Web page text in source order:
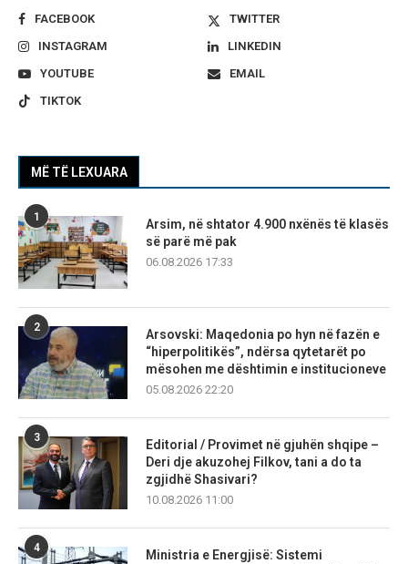
FACEBOOK
TWITTER
INSTAGRAM
LINKEDIN
YOUTUBE
EMAIL
TIKTOK
MË TË LEXUARA
1
Arsim, në shtator 4.900 nxënës të klasës
së parë më pak
06.08.2026 17:33
2
Arsovski: Maqedonia po hyn në fazën e
“hiperpolitikës”, ndërsa qytetarët po
mësohen me dështimin e institucioneve
05.08.2026 22:20
3
Editorial / Provimet në gjuhën shqipe –
Deri dje akuzohej Filkov, tani a do ta
zgjidhë Shasivari?
10.08.2026 11:00
4
Ministria e Energjisë: Sistemi